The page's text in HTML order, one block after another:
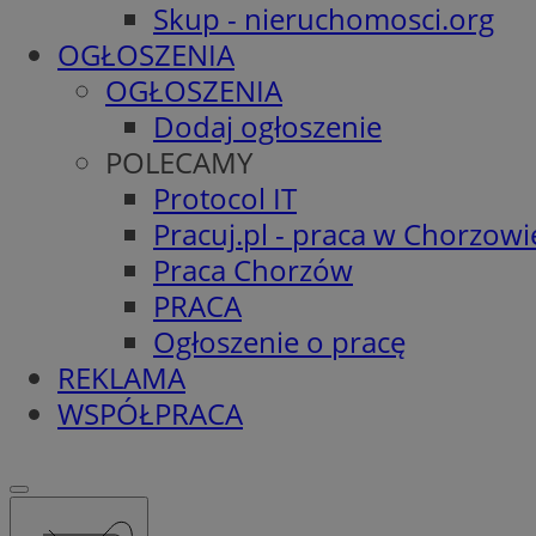
Skup - nieruchomosci.org
OGŁOSZENIA
OGŁOSZENIA
Dodaj ogłoszenie
POLECAMY
Protocol IT
Pracuj.pl - praca w
Praca Chorzów
PRACA
Ogłoszenie o pracę
REKLAMA
WSPÓŁPRACA